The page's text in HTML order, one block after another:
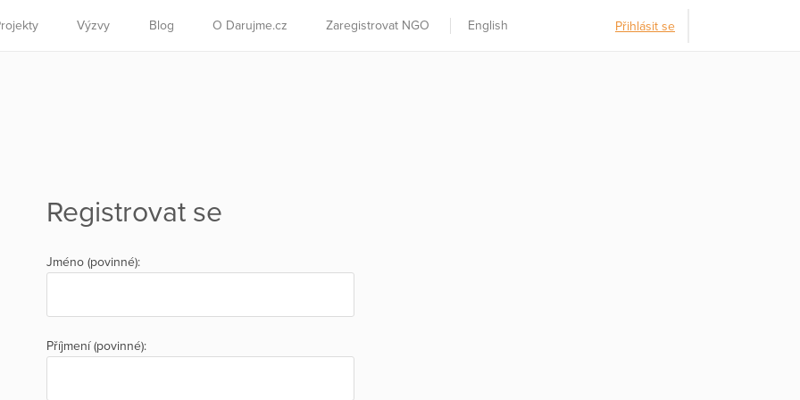
Výzvy Blog O Darujme.cz Zaregistrovat NGO English Přihlásit se
Registrovat se
Jméno (povinné):
Příjmení (povinné):